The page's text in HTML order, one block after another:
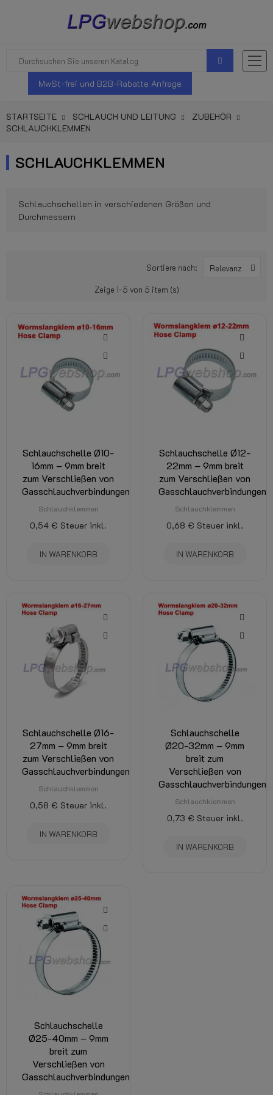
MwSt-frei und B2B-Rabatte Anfrage
STARTSEITE SCHLAUCH UND LEITUNG
ZUBEHÖR
SCHLAUCHKLEMMEN
SCHLAUCHKLEMMEN
Schlauchschellen in verschiedenen Größen und
Durchmessern
Sortiere nach: Relevanz
Zeige 1-5 von 5 item (s)
Schlauchschelle Ø10-
16mm – 9mm breit
zum Verschließen von
Gasschlauchverbindungen
Schlauchklemmen
0,54 € Steuer inkl.
IN WARENKORB
Schlauchschelle Ø12-
22mm – 9mm breit
zum Verschließen von
Gasschlauchverbindungen
Schlauchklemmen
0,68 € Steuer inkl.
IN WARENKORB
Schlauchschelle Ø16-
27mm – 9mm breit
zum Verschließen von
Gasschlauchverbindungen
Schlauchklemmen
0,58 € Steuer inkl.
IN WARENKORB
Schlauchschelle
Ø20-32mm – 9mm
breit zum
Verschließen von
Gasschlauchverbindungen
Schlauchklemmen
0,73 € Steuer inkl.
IN WARENKORB
Schlauchschelle
Ø25-40mm – 9mm
breit zum
Verschließen von
Gasschlauchverbindungen